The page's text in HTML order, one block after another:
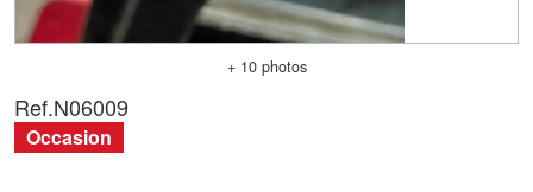
+ 10 photos
Ref.N06009
Occasion